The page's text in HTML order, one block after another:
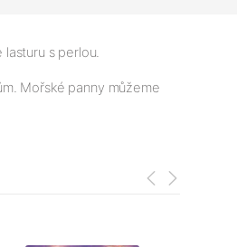
s perlou.
Mořské panny můžeme